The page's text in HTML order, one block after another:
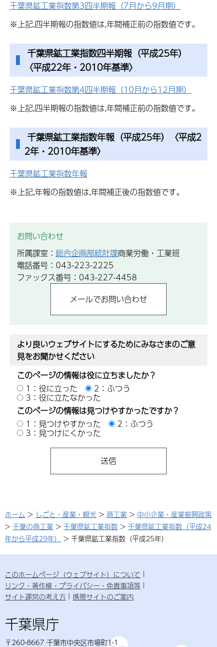
千葉県鉱工業指数第3四半期報（7月から9月期）
※上記,四半期報の指数値は,年間補正前の指数値です。
千葉県鉱工業指数四半期報（平成25年）
〈平成22年・2010年基準〉
千葉県鉱工業指数第4四半期報（10月から12月期）
※上記,四半期報の指数値は,年間補正前の指数値です。
千葉県鉱工業指数年報（平成25年）〈平成2
2年・2010年基準〉
千葉県鉱工業指数年報
※上記,年報の指数値は,年間補正後の指数値です。
お問い合わせ
所属課室： 総合企画部統計課商業労働・工業班
電話番号：043-223-2225
ファックス番号：043-227-4458
より良いウェブサイトにするためにみなさまのご意
見をお聞かせください
このページの情報は役に立ちましたか？
1：役に立った
2：ふつう
3：役に立たなかった
このページの情報は見つけやすかったですか？
1：見つけやすかった
2：ふつう
3：見つけにくかった
ホーム > しごと・産業・観光 > 商工業 > 中小企業・産業振興政策
> 千葉の商工業 > 千葉県鉱工業指数 > 千葉県鉱工業指数（平成24
年から平成29年）
> 千葉県鉱工業指数（平成25年）
このホームページ（ウェブサイト）について
リンク・著作権・プライバシー・免責事項等
サイト運営の考え方
携帯サイトのご案内
千葉県庁
〒260-8667 千葉市中央区市場町1-1